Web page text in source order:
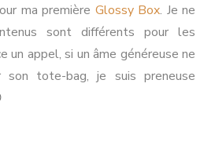
ma première Glossy Box. Je ne
sont différents pour les
un appel, si un âme généreuse ne
son tote-bag, je suis preneuse